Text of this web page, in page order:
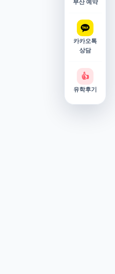
부산 예약
카카오톡
상담
👍
유학후기